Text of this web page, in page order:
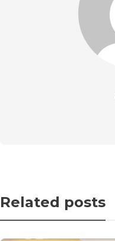
Related posts